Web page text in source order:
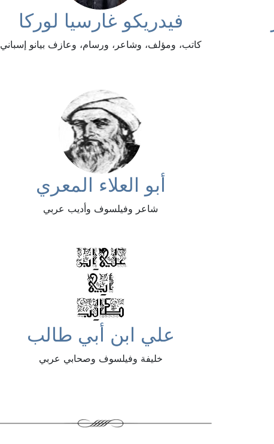
فيدريكو غارسيا لوركا
كاتب، ومؤلف، وشاعر، ورسام، وعازف بيانو إسباني
أبو العلاء المعري
شاعر وفيلسوف وأديب عربي
علي ابن أبي طالب
خليفة وفيلسوف وصحابي عربي